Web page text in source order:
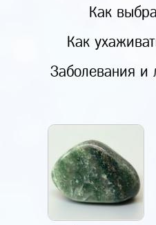
Как
Как
Заболевания и